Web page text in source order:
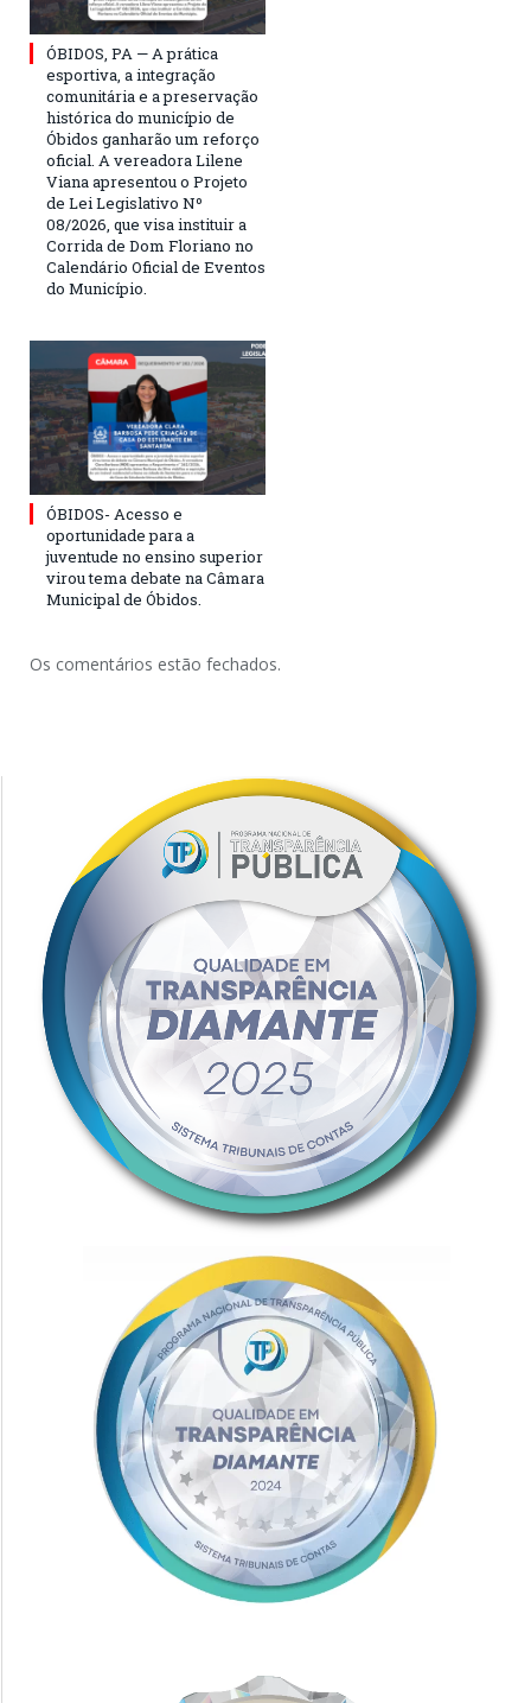
ÓBIDOS, PA — A prática
esportiva, a integração
comunitária e a preservação
histórica do município de
Óbidos ganharão um reforço
oficial. A vereadora Lilene
Viana apresentou o Projeto
de Lei Legislativo Nº
08/2026, que visa instituir a
Corrida de Dom Floriano no
Calendário Oficial de Eventos
do Município.
ÓBIDOS- Acesso e
oportunidade para a
juventude no ensino superior
virou tema debate na Câmara
Municipal de Óbidos.
Os comentários estão fechados.